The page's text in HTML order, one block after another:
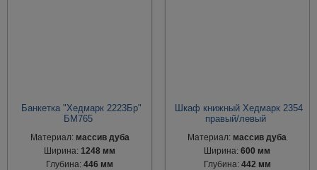
Банкетка "Хедмарк 2223Бр"
БМ765
Материал: массив дуба
Ширина:1248 мм
Глубина:446 мм
Шкаф книжный Хедмарк 2354
правый/левый
Материал: массив дуба
Ширина:600 мм
Глубина: 442 мм